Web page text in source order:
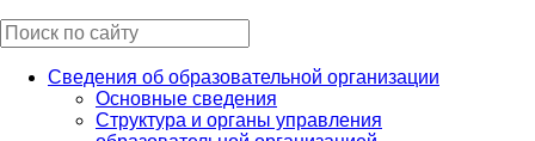
Сведения об образовательной организации
Основные сведения
Структура и органы управления